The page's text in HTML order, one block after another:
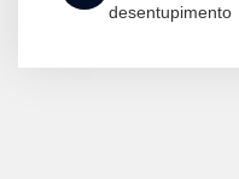
desentupimento